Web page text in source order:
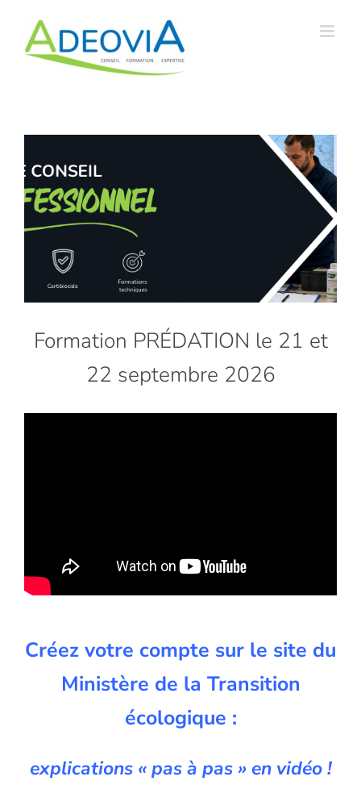
contenu
Formation PRÉDATION le 21 et
22 septembre 2026
Créez votre compte sur le site du
Ministère de la Transition
écologique :
explications « pas à pas » en vidéo !